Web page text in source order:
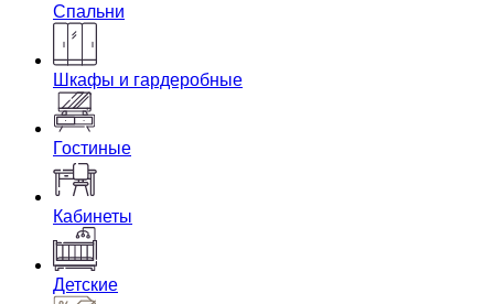
Спальни
Шкафы и гардеробные
Гостиные
Кабинеты
Детские